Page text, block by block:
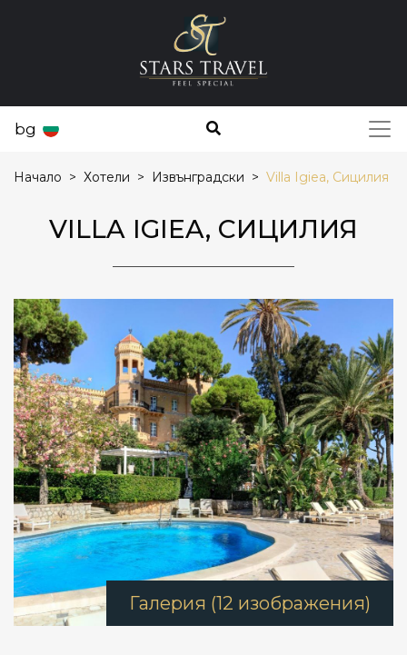
bg
Начало Хотели Извънградски Villa Igiea, Сицилия
VILLA IGIEA, СИЦИЛИЯ
Галерия (12 изображения)